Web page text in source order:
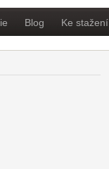
Blog Ke stažení